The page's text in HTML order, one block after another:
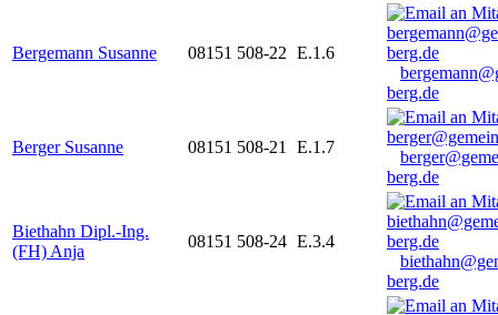
Bergemann Susanne 08151 508-22 E.1.6
berg.de
Berger Susanne 08151 508-21 E.1.7
berg.de
Biethahn Dipl.-Ing.
(FH) Anja
08151 508-24 E.3.4
berg.de